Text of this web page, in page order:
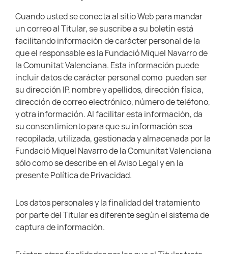
Cuando usted se conecta al sitio Web para mandar
un correo al Titular, se suscribe a su boletín está
facilitando información de carácter personal de la
que el responsable es la Fundació Miquel Navarro de
la Comunitat Valenciana. Esta información puede
incluir datos de carácter personal como pueden ser
su dirección IP, nombre y apellidos, dirección física,
dirección de correo electrónico, número de teléfono,
y otra información. Al facilitar esta información, da
su consentimiento para que su información sea
recopilada, utilizada, gestionada y almacenada por la
Fundació Miquel Navarro de la Comunitat Valenciana
sólo como se describe en el Aviso Legal y en la
presente Política de Privacidad.
Los datos personales y la finalidad del tratamiento
por parte del Titular es diferente según el sistema de
captura de información.